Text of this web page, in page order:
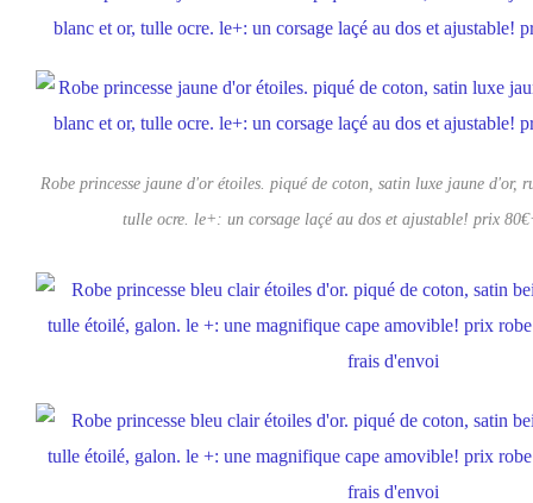
Robe princesse jaune d'or étoiles. piqué de coton, satin luxe jaune d'or,
tulle ocre. le+: un corsage laçé au dos et ajustable! prix